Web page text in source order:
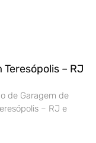
– RJ
de Garagem de
– RJ e